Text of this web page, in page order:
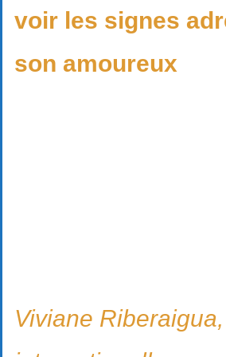
voir les signes
son amoureux
Viviane Riberaigua,